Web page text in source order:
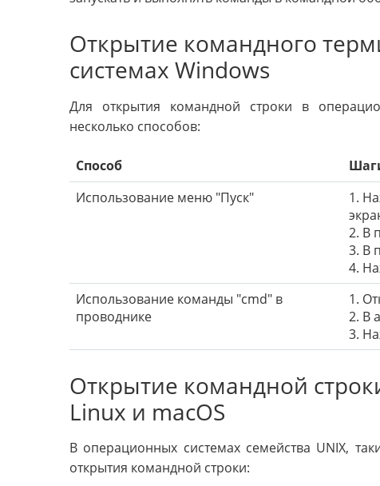
Открытие командного
системах Windows
Для открытия командной строки в
несколько способов:
Способ
Использование меню "Пуск"
1.
2. В
3. В
4.
Использование команды "cmd" в
проводнике
1.
2. В
3.
Открытие командной
Linux и macOS
В операционных системах семейства UNIX,
открытия командной строки: